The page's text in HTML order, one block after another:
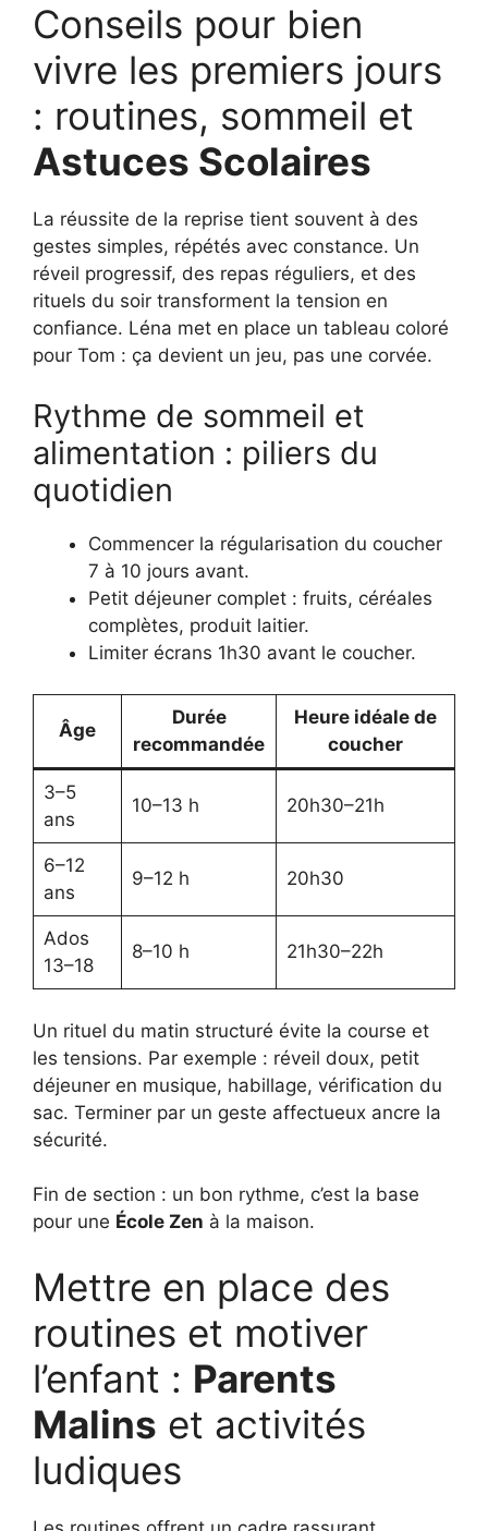
Conseils pour bien
vivre les premiers jours
: routines, sommeil et
Astuces Scolaires
La réussite de la reprise tient souvent à des
gestes simples, répétés avec constance. Un
réveil progressif, des repas réguliers, et des
rituels du soir transforment la tension en
confiance. Léna met en place un tableau coloré
pour Tom : ça devient un jeu, pas une corvée.
Rythme de sommeil et
alimentation : piliers du
quotidien
Commencer la régularisation du coucher
7 à 10 jours avant.
Petit déjeuner complet : fruits, céréales
complètes, produit laitier.
Limiter écrans 1h30 avant le coucher.
Âge
Durée
recommandée
Heure idéale de
coucher
3–5
ans
10–13 h 20h30–21h
6–12
ans
9–12 h 20h30
Ados
13–18
8–10 h 21h30–22h
Un rituel du matin structuré évite la course et
les tensions. Par exemple : réveil doux, petit
déjeuner en musique, habillage, vérification du
sac. Terminer par un geste affectueux ancre la
sécurité.
Fin de section : un bon rythme, c’est la base
pour une École Zen à la maison.
Mettre en place des
routines et motiver
l’enfant : Parents
Malins et activités
ludiques